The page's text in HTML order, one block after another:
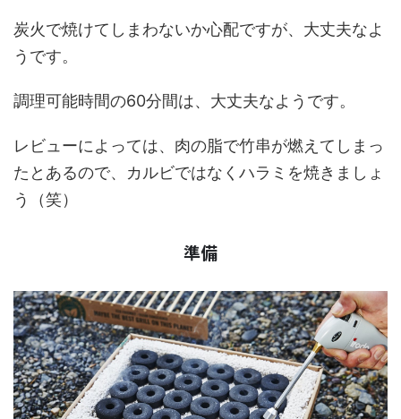
炭火で焼けてしまわないか心配ですが、大丈夫なよ
うです。
調理可能時間の60分間は、大丈夫なようです。
レビューによっては、肉の脂で竹串が燃えてしまっ
たとあるので、カルビではなくハラミを焼きましょ
う（笑）
準備